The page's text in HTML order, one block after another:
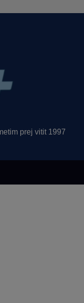
prej vitit 1997